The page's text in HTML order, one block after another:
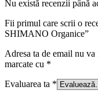
Nu există recenzii până
Fii primul care scrii o
SHIMANO Organice”
Adresa ta de email nu
marcate cu *
Evaluarea ta *